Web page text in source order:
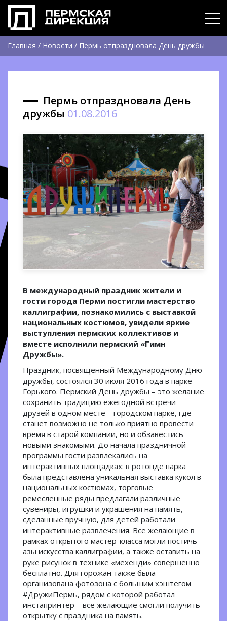
Главная / Новости / Пермь отпраздновала День дружбы
Пермь отпраздновала День
дружбы 01.08.2016
В международный праздник жители и
гости города Перми постигли мастерство
каллиграфии, познакомились с выставкой
национальных костюмов, увидели яркие
выступления пермских коллективов и
вместе исполнили пермский «Гимн
Дружбы».
Праздник, посвященный Международному Дню
дружбы, состоялся 30 июля 2016 года в парке
Горького. Пермский День дружбы – это желание
сохранить традицию ежегодной встречи
друзей в одном месте – городском парке, где
станет возможно не только приятно провести
время в старой компании, но и обзавестись
новыми знакомыми. До начала праздничной
программы гости развлекались на
интерактивных площадках: в ротонде парка
была представлена уникальная выставка кукол в
национальных костюмах, торговые
ремесленные ряды предлагали различные
сувениры, игрушки и украшения на память,
сделанные вручную, для детей работали
интерактивные развлечения. Все желающие в
рамках открытого мастер-класса могли постичь
азы искусства каллиграфии, а также оставить на
руке рисунок в технике «мехенди» совершенно
бесплатно. Для горожан также была
организована фотозона с большим хэштегом
#ДружиПермь, рядом с которой работал
инстапринтер – все желающие смогли получить
открытку с праздника на память.